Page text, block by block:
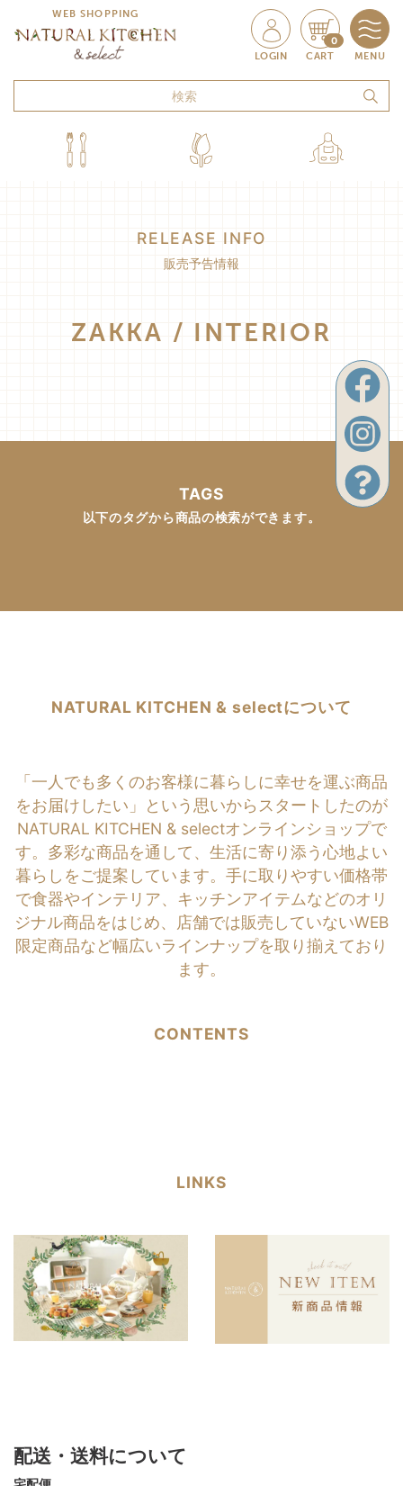
WEB SHOPPING
LOGIN
0
CART MENU
RELEASE INFO
販売予告情報
ZAKKA / INTERIOR
TAGS
以下のタグから商品の検索ができます。
NATURAL KITCHEN & selectについて
「一人でも多くのお客様に暮らしに幸せを運ぶ商品
をお届けしたい」という思いからスタートしたのが
NATURAL KITCHEN & selectオンラインショップで
す。多彩な商品を通して、生活に寄り添う心地よい
暮らしをご提案しています。手に取りやすい価格帯
で食器やインテリア、キッチンアイテムなどのオリ
ジナル商品をはじめ、店舗では販売していないWEB
限定商品など幅広いラインナップを取り揃えており
ます。
CONTENTS
LINKS
配送・送料について